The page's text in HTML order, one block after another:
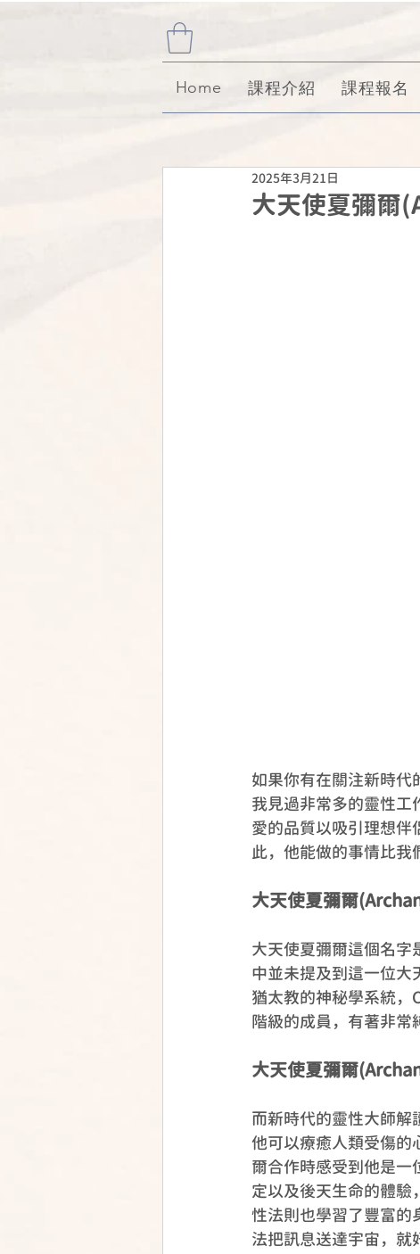
Home 課程介紹 課程報名
大天使夏彌爾
2025年3月21日
如果你有在關注新時代
我見過非常多的靈性工
愛的品質以吸引理想伴
此，他能做的事情比我
大天使夏彌爾
大天使夏彌爾這個名
中並未提及到這一位大
猶太教的神秘學系統
階級的成員，有著非常
大天使夏彌爾
而新時代的靈性大師
他可以療癒人類受傷的
爾合作時感受到他是一
定以及後天生命的體驗
性法則也學習了豐富的
法把訊息送達宇宙，